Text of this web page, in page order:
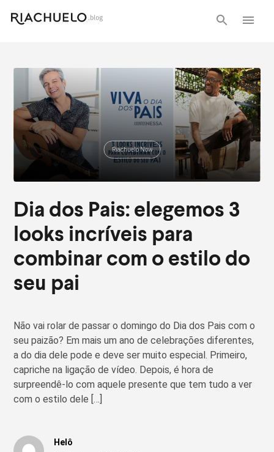
Riachuelo Now
Dia dos Pais: elegemos 3
looks incríveis para
combinar com o estilo do
seu pai
Não vai rolar de passar o domingo do Dia dos Pais com o
seu paizão? Em mais um ano de celebrações diferentes,
a do dia dele pode e deve ser muito especial. Primeiro,
capriche na ligação de vídeo. Depois, é hora de
surpreendê-lo com aquele presente que tem tudo a ver
com o estilo dele […]
Helô